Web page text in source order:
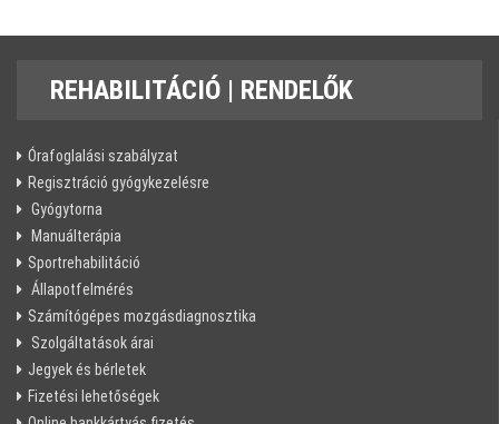
REHABILITÁCIÓ | RENDELŐK
Órafoglalási szabályzat
Regisztráció gyógykezelésre
Gyógytorna
Manuálterápia
Sportrehabilitáció
Állapotfelmérés
Számítógépes mozgásdiagnosztika
Szolgáltatások árai
Jegyek és bérletek
Fizetési lehetőségek